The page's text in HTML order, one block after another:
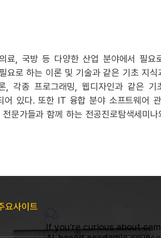
, 국방 등 다양한 산업 분야에서 필요
요로 하는 이론 및 기술과 같은 기초 지식
종 프로그래밍, 웹디자인과 같은 기초
있다. 또한 IT 융합 분야 소프트웨어
가들과 함께 하는 전공진로탐색세미나
요사이트